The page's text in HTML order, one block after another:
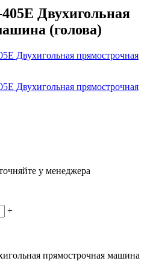
Двухигольная
(голова)
у менеджера
+
прямострочная машина